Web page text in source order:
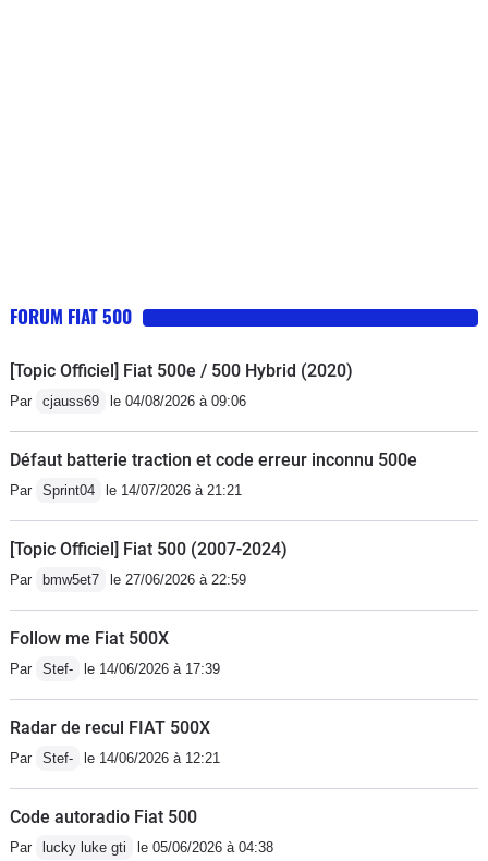
FORUM FIAT 500
[Topic Officiel] Fiat 500e / 500 Hybrid (2020)
Par cjauss69 le 04/08/2026 à 09:06
Défaut batterie traction et code erreur inconnu 500e
Par Sprint04 le 14/07/2026 à 21:21
[Topic Officiel] Fiat 500 (2007-2024)
Par bmw5et7 le 27/06/2026 à 22:59
Follow me Fiat 500X
Par Stef- le 14/06/2026 à 17:39
Radar de recul FIAT 500X
Par Stef- le 14/06/2026 à 12:21
Code autoradio Fiat 500
Par lucky luke gti le 05/06/2026 à 04:38